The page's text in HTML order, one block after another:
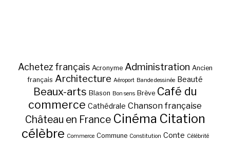
Achetez français Acronyme Administration Ancien
français Architecture Aéroport Bande dessinée Beauté
Beaux-arts Blason Bon sens Brève Café du
commerce Cathédrale Chanson française
Château en France Cinéma Citation
célèbre Commerce Commune Constitution Conte Célébrité